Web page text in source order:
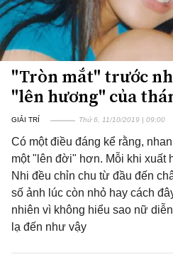
"Tròn mắt" trước
"lên hương" của
GIẢI TRÍ Thứ 6, 11/10/2019 | 09:00
Có một điều đáng kể rằng,
một "lên đời" hơn. Mỗi khi xuất
Nhi đều chỉn chu từ đầu đến
số ảnh lúc còn nhỏ hay cách
nhiên vì không hiểu sao nữ
lạ đến như vậy